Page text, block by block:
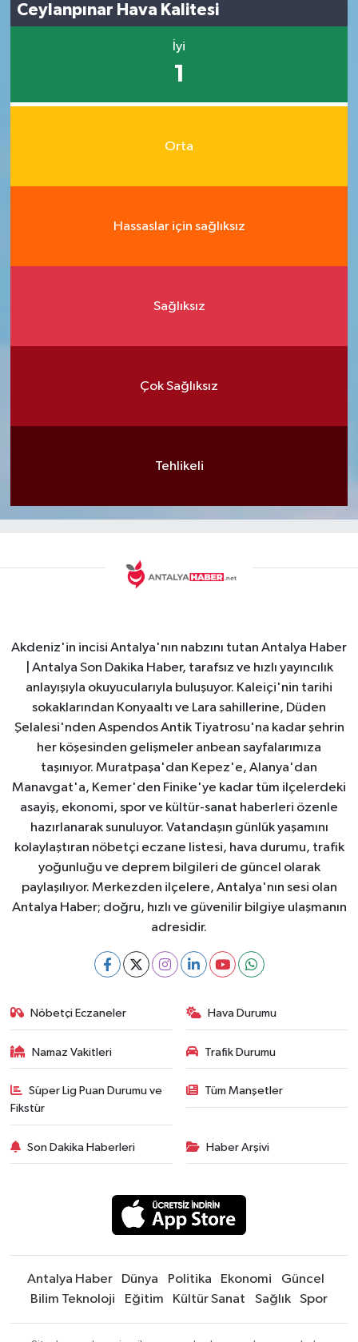
Ceylanpınar Hava Kalitesi
İyi
1
Orta
Hassaslar için sağlıksız
Sağlıksız
Çok Sağlıksız
Tehlikeli
Akdeniz'in incisi Antalya'nın nabzını tutan Antalya Haber
| Antalya Son Dakika Haber, tarafsız ve hızlı yayıncılık
anlayışıyla okuyucularıyla buluşuyor. Kaleiçi'nin tarihi
sokaklarından Konyaaltı ve Lara sahillerine, Düden
Şelalesi'nden Aspendos Antik Tiyatrosu'na kadar şehrin
her köşesinden gelişmeler anbean sayfalarımıza
taşınıyor. Muratpaşa'dan Kepez'e, Alanya'dan
Manavgat'a, Kemer'den Finike'ye kadar tüm ilçelerdeki
asayiş, ekonomi, spor ve kültür-sanat haberleri özenle
hazırlanarak sunuluyor. Vatandaşın günlük yaşamını
kolaylaştıran nöbetçi eczane listesi, hava durumu, trafik
yoğunluğu ve deprem bilgileri de güncel olarak
paylaşılıyor. Merkezden ilçelere, Antalya'nın sesi olan
Antalya Haber; doğru, hızlı ve güvenilir bilgiye ulaşmanın
adresidir.
Nöbetçi Eczaneler Hava Durumu
Namaz Vakitleri Trafik Durumu
Süper Lig Puan Durumu ve
Fikstür
Tüm Manşetler
Son Dakika Haberleri Haber Arşivi
Antalya Haber Dünya Politika Ekonomi
Güncel
Bilim Teknoloji
Eğitim Kültür Sanat Sağlık Spor